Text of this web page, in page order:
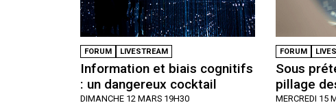
FORUM LIVESTREAM
Information et biais cognitifs
: un dangereux cocktail
DIMANCHE 12 MARS 19H30
FORUM
Sous
pillage
MERCREDI 15